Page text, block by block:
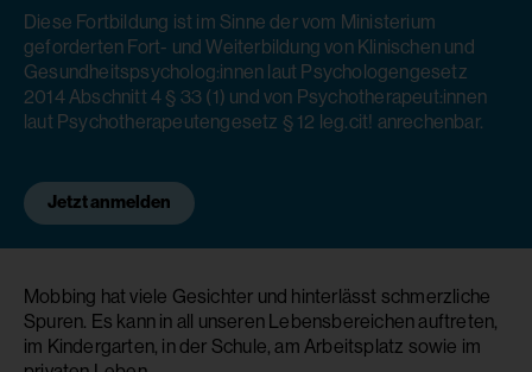
Diese Fortbildung ist im Sinne der vom Ministerium
geforderten Fort- und Weiterbildung von Klinischen und
Gesundheitspsycholog:innen laut Psychologengesetz
2014 Abschnitt 4 § 33 (1) und von Psychotherapeut:innen
laut Psychotherapeutengesetz § 12 leg.cit! anrechenbar.
Jetzt anmelden
Mobbing hat viele Gesichter und hinterlässt schmerzliche
Spuren. Es kann in all unseren Lebensbereichen auftreten,
im Kindergarten, in der Schule, am Arbeitsplatz sowie im